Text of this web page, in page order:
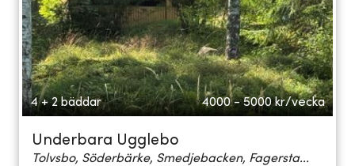
4 + 2 bäddar 4000 - 5000 kr/vecka
Underbara Ugglebo
Tolvsbo, Söderbärke, Smedjebacken, Fagersta...